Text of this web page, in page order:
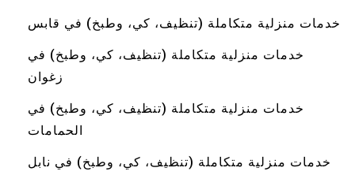
خدمات منزلية متكاملة (تنظيف، كي، وطبخ) في قابس
خدمات منزلية متكاملة (تنظيف، كي، وطبخ) في
زغوان
خدمات منزلية متكاملة (تنظيف، كي، وطبخ) في
الحمامات
خدمات منزلية متكاملة (تنظيف، كي، وطبخ) في نابل